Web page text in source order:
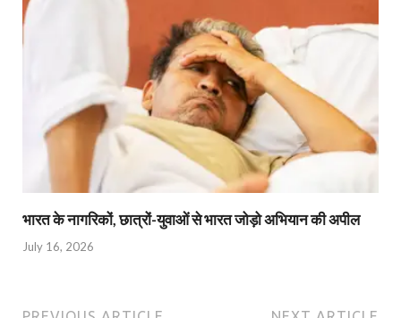
भारत के नागरिकों, छात्रों-युवाओं से भारत जोड़ो अभियान की अपील
July 16, 2026